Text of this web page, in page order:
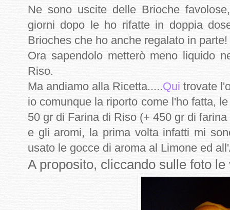
Ne sono uscite delle Brioche
giorni dopo le ho rifatte in doppia
Brioches che ho anche regalato in parte!
Ora sapendolo metterò meno liquido
Riso.
Ma andiamo alla Ricetta.....Qui trovate
io comunque la riporto come l'ho fatta,
50 gr di Farina di Riso (+ 450 gr di
e gli aromi, la prima volta infatti mi
usato le gocce di aroma al Limone ed
A proposito, cliccando sulle foto